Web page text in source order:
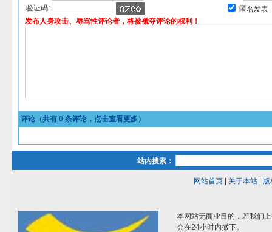
验证码:
匿名发表
发布人身攻击、辱骂性评论者，将被褫夺评论的权利！
评论（共有 0 条评论，点击查看更多）
站内搜索：
网站首页| 关于本站| 版
本网站无商业目的，若我们
会在24小时内撤下。